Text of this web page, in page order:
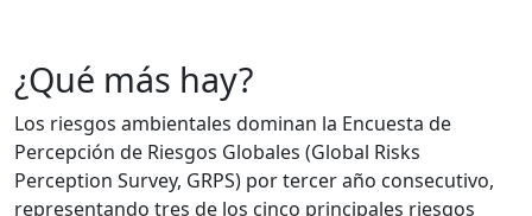
¿Qué más hay?
Los riesgos ambientales dominan la Encuesta de
Percepción de Riesgos Globales (Global Risks
Perception Survey, GRPS) por tercer año consecutivo,
representando tres de los cinco principales riesgos